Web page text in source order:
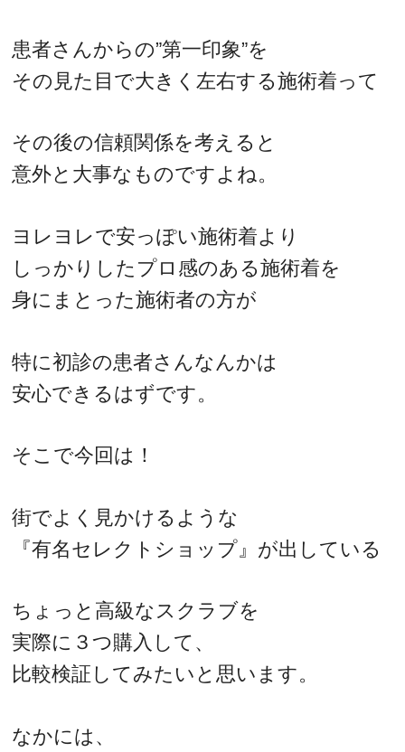
患者さんからの”第一印象”を
その見た目で大きく左右する施術着って
その後の信頼関係を考えると
意外と大事なものですよね。
ヨレヨレで安っぽい施術着より
しっかりしたプロ感のある施術着を
身にまとった施術者の方が
特に初診の患者さんなんかは
安心できるはずです。
そこで今回は！
街でよく見かけるような
『有名セレクトショップ』が出している
ちょっと高級なスクラブを
実際に３つ購入して、
比較検証してみたいと思います。
なかには、